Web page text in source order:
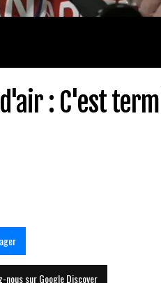
d'air : C'est
nous sur Google Discover